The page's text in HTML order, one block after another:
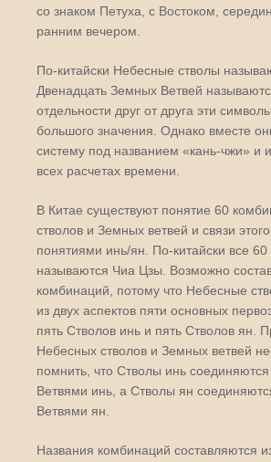
со знаком Петуха, с Востоком,
ранним вечером.
По-китайски Небесные стволы
Двенадцать Земных Ветвей
отдельности друг от друга эти
большого значения. Однако вместе
систему под названием «кань-чжи» и
всех расчетах времени.
В Китае существуют понятие 60
стволов и Земных ветвей и связи
понятиями инь/ян. По-китайски все
называются Чиа Цзы. Возможно
комбинаций, потому что Небесные
из двух аспектов пяти основных
пять Стволов инь и пять Стволов ян.
Небесных стволов и Земных ветвей
помнить, что Стволы инь соединяются
Ветвями инь, а Стволы ян
Ветвями ян.
Названия комбинаций составляются